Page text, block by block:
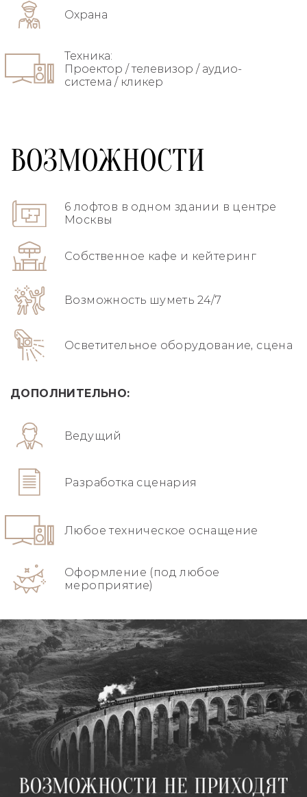
Охрана
Техника:
Проектор / телевизор / аудио-
система / кликер
ВОЗМОЖНОСТИ
6 лофтов в одном здании в центре
Москвы
Собственное кафе и кейтеринг
Возможность шуметь 24/7
Осветительное оборудование, сцена
ДОПОЛНИТЕЛЬНО:
Ведущий
Разработка сценария
Любое техническое оснащение
Оформление (под любое
мероприятие)